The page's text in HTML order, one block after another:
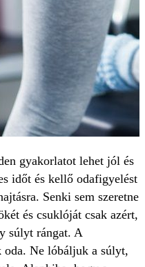
gyakorlatot lehet jól és
időt és kellő odafigyelést
Senki sem szeretne
és csuklóját csak azért,
súlyt rángat. A
Ne lóbáljuk a súlyt,